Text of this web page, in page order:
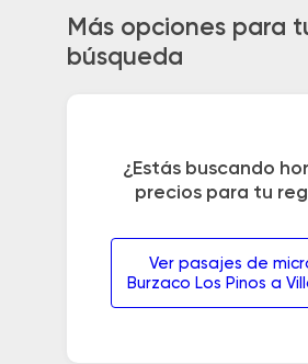
Más opciones para
búsqueda
¿Estás buscando
precios para tu
Ver pasajes de
Burzaco Los Pinos a